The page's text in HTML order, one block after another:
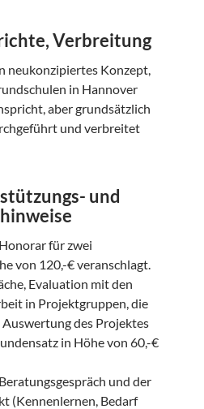
Verbreitung
neukonzipiertes Konzept,
in Hannover
aber grundsätzlich
und verbreitet
und
für zwei
von 120,-€ veranschlagt.
Evaluation mit den
in Projektgruppen, die
des Projektes
in Höhe von 60,-€
und der
(Kennenlernen, Bedarf